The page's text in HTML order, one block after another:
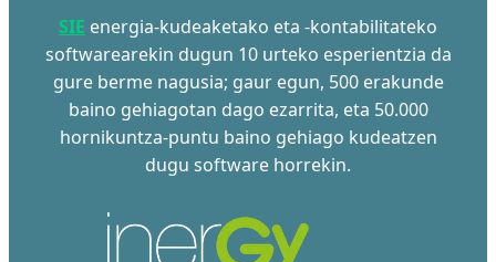
SIE energia-kudeaketako eta -kontabilitateko
softwarearekin dugun 10 urteko esperientzia da
gure berme nagusia; gaur egun, 500 erakunde
baino gehiagotan dago ezarrita, eta 50.000
hornikuntza-puntu baino gehiago kudeatzen
dugu software horrekin.